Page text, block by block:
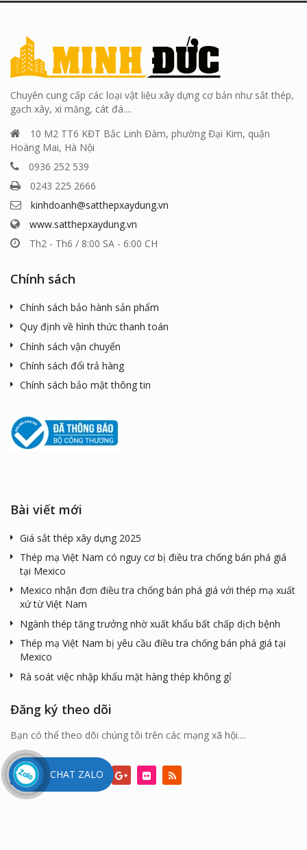
Chuyên cung cấp các loại vật liệu xây dựng cơ bản như sắt thép,
gạch xây, xi măng, cát đá....
10 M2 TT6 KĐT Bắc Linh Đàm, phường Đại Kim, quận
Hoàng Mai, Hà Nội
0936 252 539
0243 225 2666
kinhdoanh@satthepxaydung.vn
www.satthepxaydung.vn
Th2 - Th6 / 8:00 SA - 6:00 CH
Chính sách
Chính sách bảo hành sản phẩm
Quy định về hình thức thanh toán
Chính sách vận chuyển
Chính sách đổi trả hàng
Chính sách bảo mật thông tin
Bài viết mới
Giá sắt thép xây dựng 2025
Thép mạ Việt Nam có nguy cơ bị điều tra chống bán phá giá
tại Mexico
Mexico nhận đơn điều tra chống bán phá giá với thép mạ xuất
xứ từ Việt Nam
Ngành thép tăng trưởng nhờ xuất khẩu bất chấp dịch bệnh
Thép mạ Việt Nam bị yêu cầu điều tra chống bán phá giá tại
Mexico
Rà soát việc nhập khẩu mặt hàng thép không gỉ
Đăng ký theo dõi
Bạn có thể theo dõi chúng tôi trên các mạng xã hội....
CHAT ZALO